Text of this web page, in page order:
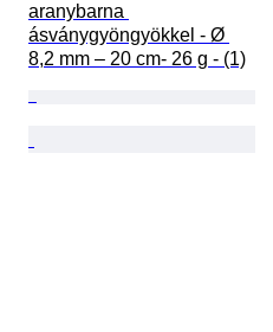
aranybarna
ásványgyöngyökkel - Ø
8,2 mm – 20 cm- 26 g - (1)